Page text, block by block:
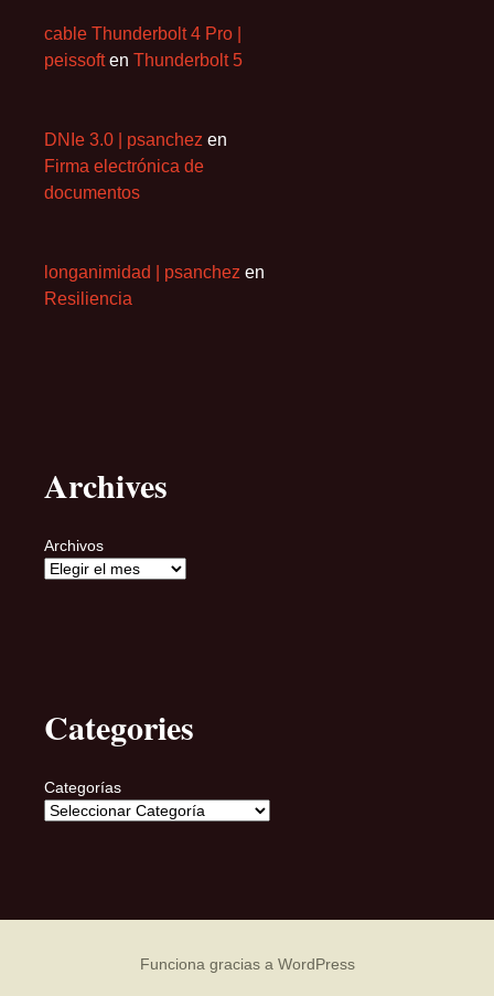
cable Thunderbolt 4 Pro |
peissoften Thunderbolt 5
DNIe 3.0 | psanchez en
Firma electrónica de
documentos
longanimidad | psanchez en
Resiliencia
Archives
Archivos
Categories
Categorías
Funciona gracias a WordPress